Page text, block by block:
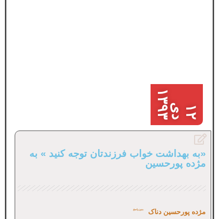
۱
۲
د ی۱ ۳
۹ ۳
«به بهداشت خواب فرزندتان توجه کنید » به
مژده پورحسین
مژده پورحسین دناک بدون پاسخ